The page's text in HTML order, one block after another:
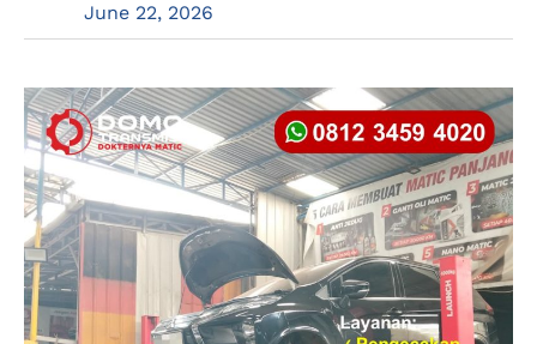
June 22, 2026